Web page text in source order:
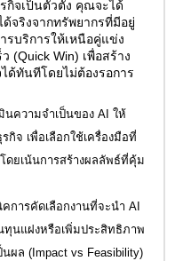
กิจเป็นตัวตั้ง คุณจะได้
ด้จริงจากทรัพยากรที่มีอยู่
รบริการให้เหนือคู่แข่ง
(Quick Win) เพื่อสร้าง
ด้ทันทีโดยไม่ต้องรอการ
นความจำเป็นของ AI ให้
จ เพื่อเลือกใช้เครื่องมือที่
ดยเน้นการสร้างผลลัพธ์ที่คุ้ม
คการคัดเลือกงานที่จะนำ AI
นแฝงหรือเพิ่มประสิทธิภาพ
ผล (Impact vs Feasibility)